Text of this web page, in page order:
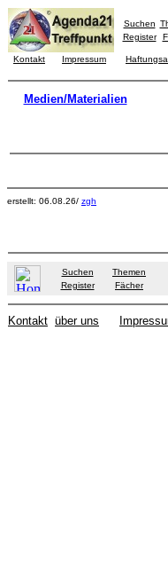
Suchen
Register
Kontakt Impressum
Medien/Materialien
erstellt: 06.08.26/ zgh
Suchen Themen
Register
Fächer
Kontakt über uns